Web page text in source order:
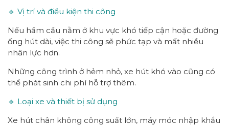
🔹 Vị trí và điều kiện thi công
Nếu hầm cầu nằm ở khu vực khó tiếp cận hoặc đường
ống hút dài, việc thi công sẽ phức tạp và mất nhiều
nhân lực hơn.
Những công trình ở hẻm nhỏ, xe hút khó vào cũng có
thể phát sinh chi phí hỗ trợ thêm.
🔹 Loại xe và thiết bị sử dụng
Xe hút chân không công suất lớn, máy móc nhập khẩu